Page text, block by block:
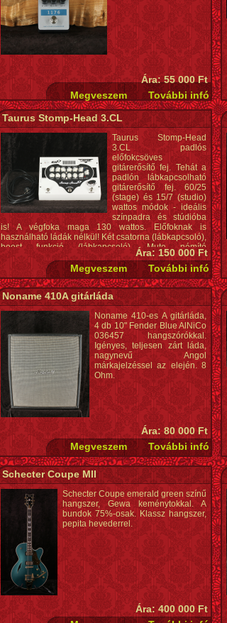
Ára: 55 000 Ft
Taurus Stomp-Head 3.CL
Taurus Stomp-Head
3.CL padlós
előfokcsöves
gitárerősítő fej. Tehát a
padlón lábkapcsolható
gitárerősítő fej. 60/25
(stage) és 15/7 (studio)
wattos módok - ideális
színpadra és stúdióba
is! A végfoka maga 130 wattos. Előfoknak is
használható ládák nélkül! Két csatorna (lábkapcsoló),
boost funkció (lábkapcsoló), Mute némító
(lábkapcsoló), kapcsolható bemeneti jelszint, FX
loop, Line kimenet ládaszimulációval, fejhallgató
kimenet, Aux in bemenet külső zene bejátszásához
kizárólag a fejhallgató kimenethez, Mix Mode a két
csatorna egymáshoz keveréséhez, külső
lábkapcsolóval is használható, összesen 2,2 kg
Ára: 150 000 Ft
Noname 410A gitárláda
Noname 410-es A gitárláda,
4 db 10" Fender Blue AlNiCo
036457 hangszórókkal.
Igényes, teljesen zárt láda,
nagynevű Angol
márkajelzéssel az elején. 8
Ohm.
Ára: 80 000 Ft
Schecter Coupe MII
Schecter Coupe emerald green színű
hangszer, Gewa keménytokkal. A
bundok 75%-osak. Klassz hangszer,
pepita hevederrel.
Ára: 400 000 Ft